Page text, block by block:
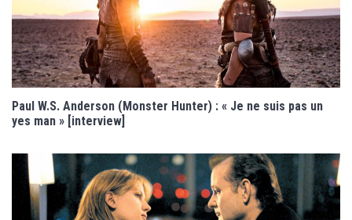
Paul W.S. Anderson (Monster Hunter) : « Je ne suis pas un
yes man » [interview]